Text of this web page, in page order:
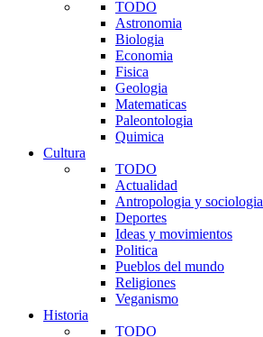
TODO
Astronomia
Biologia
Economia
Fisica
Geologia
Matematicas
Paleontologia
Quimica
Cultura
TODO
Actualidad
Antropologia y sociologia
Deportes
Ideas y movimientos
Politica
Pueblos del mundo
Religiones
Veganismo
Historia
TODO